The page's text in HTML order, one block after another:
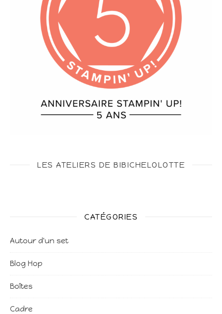
LES ATELIERS DE BIBICHELOLOTTE
CATÉGORIES
Autour d'un set
Blog Hop
Boîtes
Cadre